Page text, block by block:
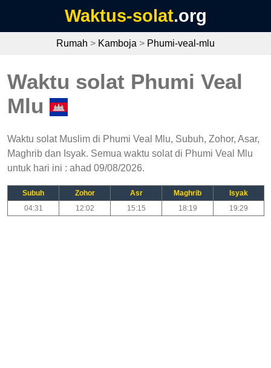
Waktus-solat.org
Rumah > Kamboja > Phumi-veal-mlu
Waktu solat Phumi Veal
Mlu
Waktu solat Muslim di Phumi Veal Mlu, Subuh, Zohor, Asar,
Maghrib dan Isyak. Semua waktu solat di Phumi Veal Mlu
untuk hari ini : ahad 09/08/2026.
Subuh Zohor Asr Maghrib
Isyak
04:31
12:02 15:15 18:19 19:29